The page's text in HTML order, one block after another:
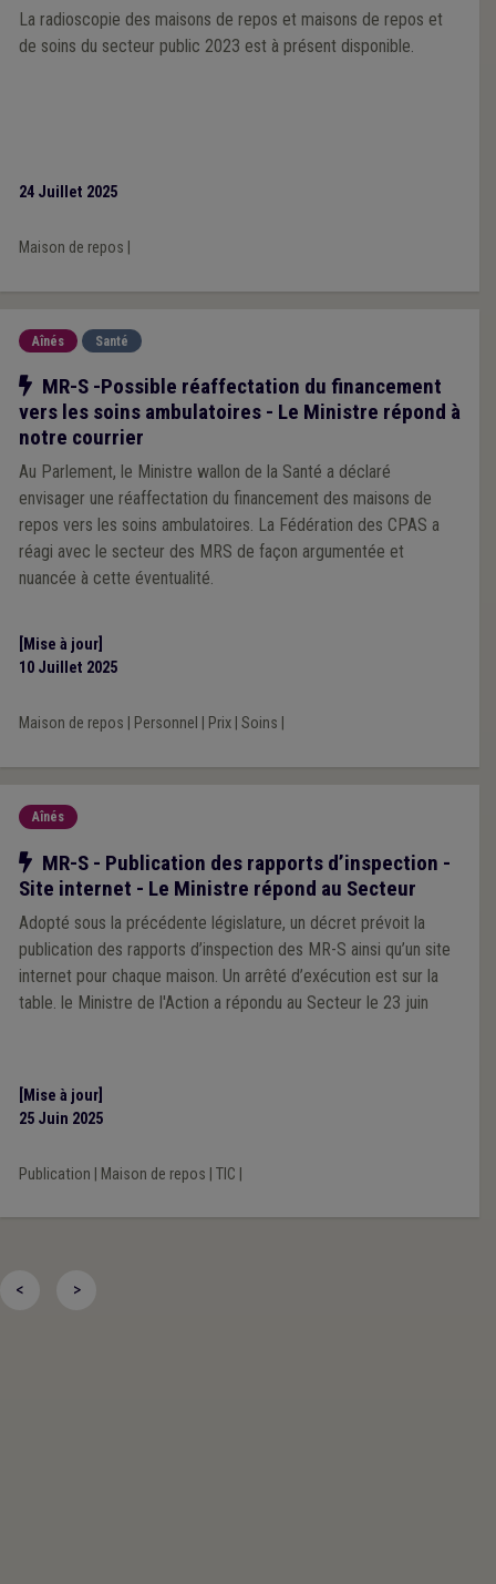
La radioscopie des maisons de repos et maisons de repos et
de soins du secteur public 2023 est à présent disponible.
24 Juillet 2025
Maison de repos
Aînés Santé
Notre action
MR-S -Possible réaffectation du financement
vers les soins ambulatoires - Le Ministre répond à
notre courrier
Au Parlement, le Ministre wallon de la Santé a déclaré
envisager une réaffectation du financement des maisons de
repos vers les soins ambulatoires. La Fédération des CPAS a
réagi avec le secteur des MRS de façon argumentée et
nuancée à cette éventualité.
[Mise à jour]
10 Juillet 2025
Maison de repos Personnel Prix| Soins
Aînés
Notre action
MR-S - Publication des rapports d’inspection -
Site internet - Le Ministre répond au Secteur
Adopté sous la précédente législature, un décret prévoit la
publication des rapports d’inspection des MR-S ainsi qu’un site
internet pour chaque maison. Un arrêté d’exécution est sur la
table. le Ministre de l'Action a répondu au Secteur le 23 juin
[Mise à jour]
25 Juin 2025
Publication Maison de repos TIC
< >